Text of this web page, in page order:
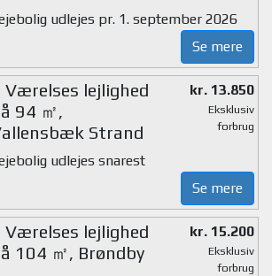
udlejes pr. 1. september 2026
Se mere
Værelses lejlighed
94 ㎡,
Strand
kr. 13.850
Eksklusiv
forbrug
udlejes snarest
Se mere
Værelses lejlighed
104 ㎡, Brøndby
kr. 15.200
Eksklusiv
forbrug